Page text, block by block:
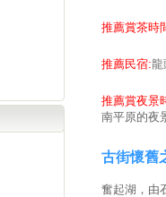
推薦賞茶時
推薦民宿:龍
推薦賞夜景
南平原的夜
古街懷舊
奮起湖，由